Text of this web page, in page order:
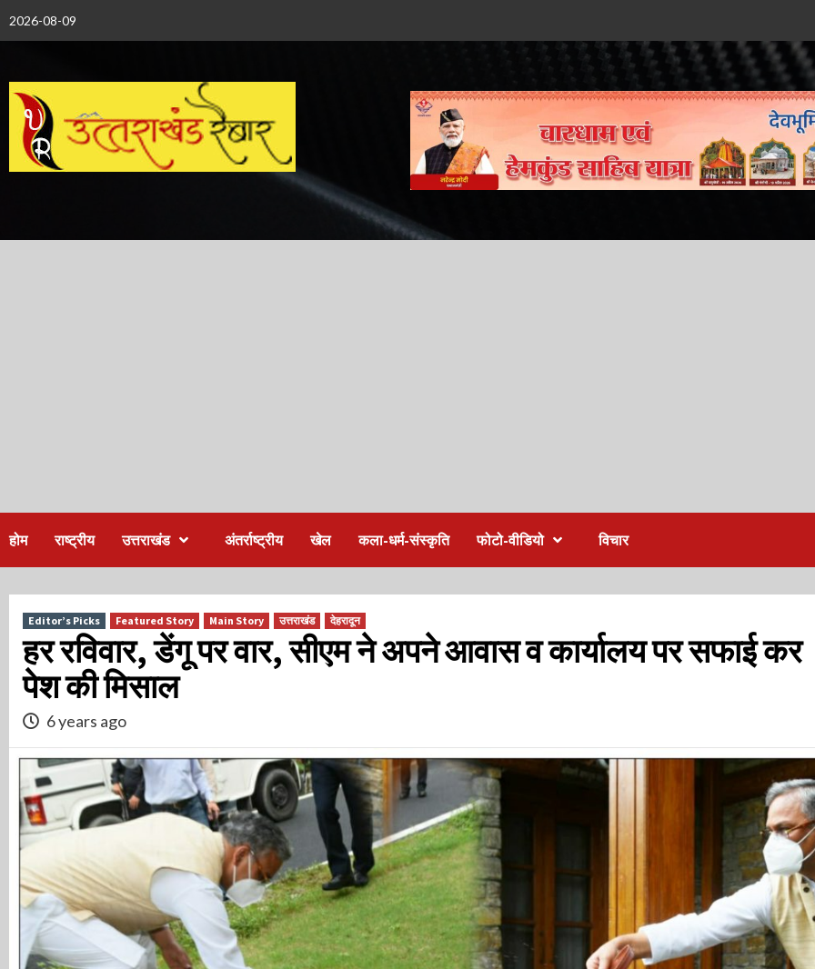
2026-08-09
होम राष्ट्रीय उत्तराखंड अंतर्राष्ट्रीय खेल कला-धर्म-संस्कृति फोटो-वीडियो विचार
Editor’s Picks Featured Story Main Story उत्तराखंड देहरादून
हर रविवार, डेंगू पर वार, सीएम ने अपने आवास व कार्यालय पर सफाई कर
पेश की मिसाल
6 years ago